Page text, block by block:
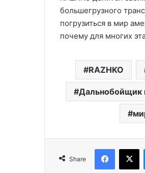
большегрузного
погрузиться в мир
почему для многих
RAZHKO
Share
Facebook
X